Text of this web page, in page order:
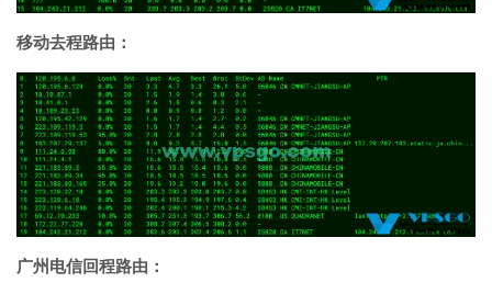
移动去程路由：
广州电信回程路由：